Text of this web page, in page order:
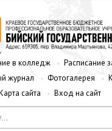
в колледж
Расписание
журнал
Фотогалерея
сайта
Вход на сайт